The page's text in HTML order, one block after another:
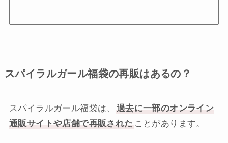
スパイラルガール福袋の再販はあるの？
スパイラルガール福袋は、
過去に一部のオンライン
通販サイトや店舗で再販された ことがあります。